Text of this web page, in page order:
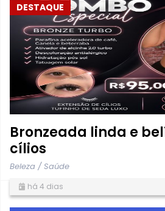
DESTAQUE
Bronzeada linda e
cílios
Beleza / Saúde
há 4 dias